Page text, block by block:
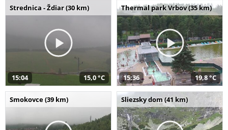
Strednica - Ždiar (30 km)
15:04 15,0 °C
Thermal park Vrbov (35 km)
15:36 19,8 °C
Smokovce (39 km) Sliezsky dom (41 km)